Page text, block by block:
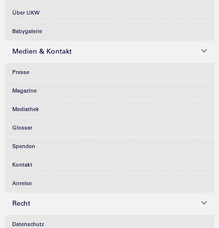
Über UKW
Babygalerie
Medien & Kontakt
Presse
Magazine
Mediathek
Glossar
Spenden
Kontakt
Anreise
Recht
Datenschutz